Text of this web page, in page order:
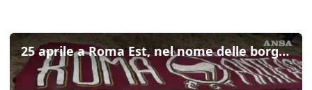
25 aprile a Roma Est, nel nome delle borgate di Ilaria Salis e della Palestina